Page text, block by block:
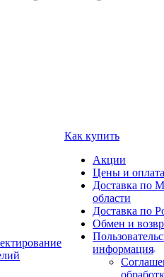
Как купить
Акции
Цены и оплата
Доставка по
области
Доставка по
Обмен и
информация